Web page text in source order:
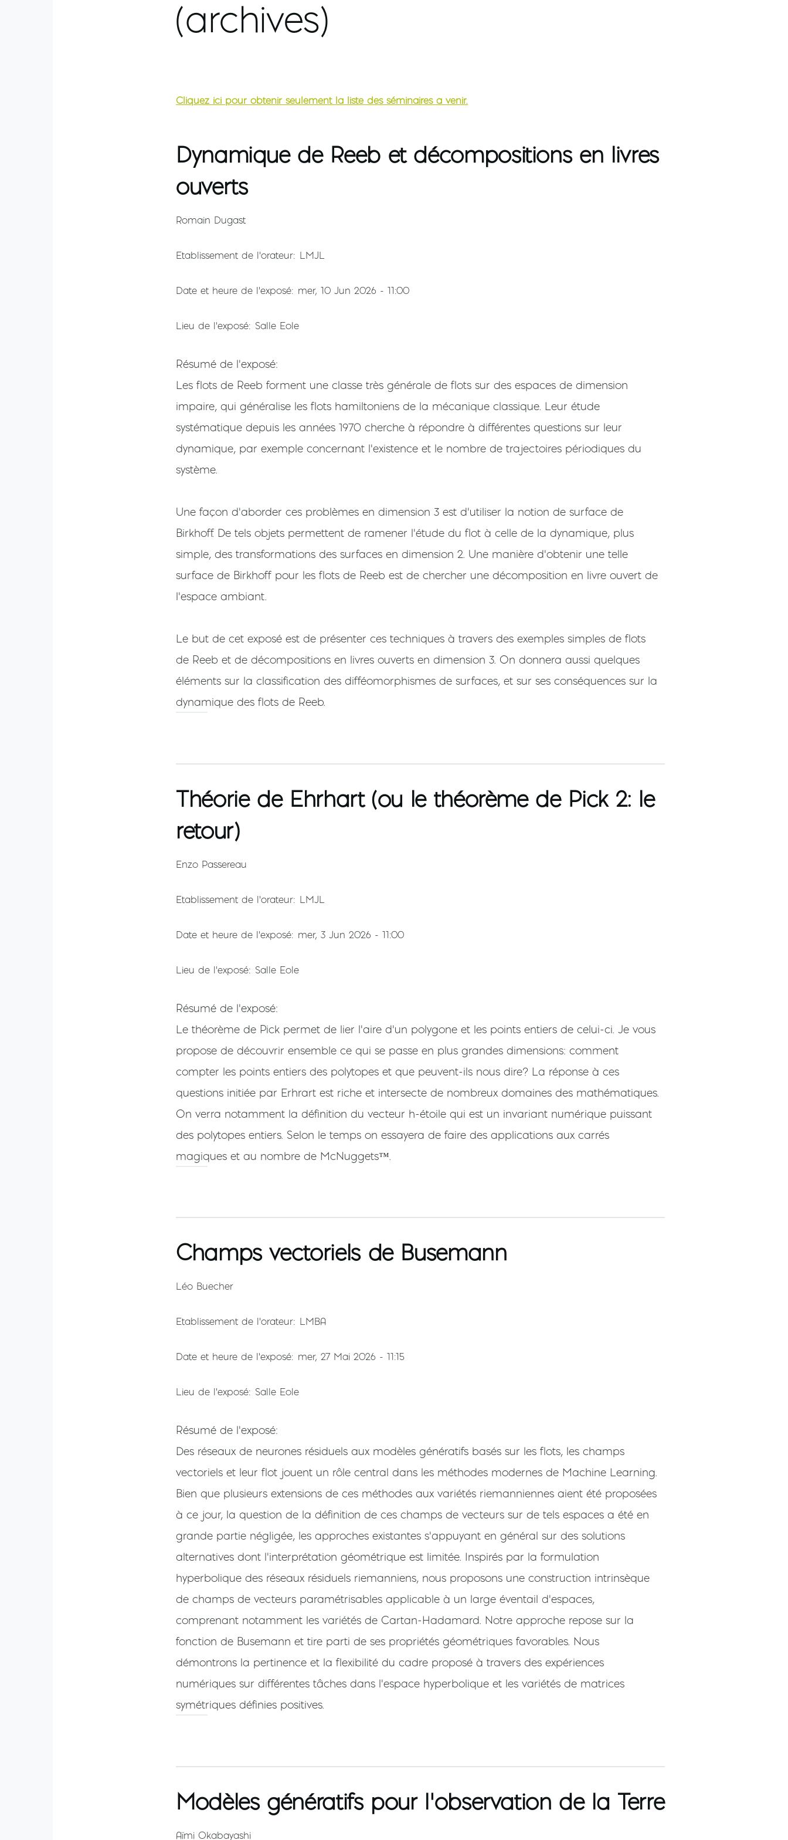
(archives)
Cliquez ici pour obtenir seulement la liste des séminaires à venir.
Dynamique de Reeb et décompositions en livres
ouverts
Romain Dugast
Etablissement de l'orateur LMJL
Date et heure de l'exposé mer, 10 Jun 2026 - 11:00
Lieu de l'exposé Salle Eole
Résumé de l'exposé
Les flots de Reeb forment une classe très générale de flots sur des espaces de dimension
impaire, qui généralise les flots hamiltoniens de la mécanique classique. Leur étude
systématique depuis les années 1970 cherche à répondre à différentes questions sur leur
dynamique, par exemple concernant l'existence et le nombre de trajectoires périodiques du
système.
Une façon d'aborder ces problèmes en dimension 3 est d'utiliser la notion de surface de
Birkhoff. De tels objets permettent de ramener l'étude du flot à celle de la dynamique, plus
simple, des transformations des surfaces en dimension 2. Une manière d'obtenir une telle
surface de Birkhoff pour les flots de Reeb est de chercher une décomposition en livre ouvert de
l'espace ambiant.
Le but de cet exposé est de présenter ces techniques à travers des exemples simples de flots
de Reeb et de décompositions en livres ouverts en dimension 3. On donnera aussi quelques
éléments sur la classification des difféomorphismes de surfaces, et sur ses conséquences sur la
dynamique des flots de Reeb.
Théorie de Ehrhart (ou le théorème de Pick 2: le
retour)
Enzo Passereau
Etablissement de l'orateur LMJL
Date et heure de l'exposé mer, 3 Jun 2026 - 11:00
Lieu de l'exposé Salle Eole
Résumé de l'exposé
Le théorème de Pick permet de lier l'aire d'un polygone et les points entiers de celui-ci. Je vous
propose de découvrir ensemble ce qui se passe en plus grandes dimensions: comment
compter les points entiers des polytopes et que peuvent-ils nous dire? La réponse à ces
questions initiée par Erhrart est riche et intersecte de nombreux domaines des mathématiques.
On verra notamment la définition du vecteur h-étoile qui est un invariant numérique puissant
des polytopes entiers. Selon le temps on essayera de faire des applications aux carrés
magiques et au nombre de McNuggets™.
Champs vectoriels de Busemann
Léo Buecher
Etablissement de l'orateur LMBA
Date et heure de l'exposé mer, 27 Mai 2026 - 11:15
Lieu de l'exposé Salle Eole
Résumé de l'exposé
Des réseaux de neurones résiduels aux modèles génératifs basés sur les flots, les champs
vectoriels et leur flot jouent un rôle central dans les méthodes modernes de Machine Learning.
Bien que plusieurs extensions de ces méthodes aux variétés riemanniennes aient été proposées
à ce jour, la question de la définition de ces champs de vecteurs sur de tels espaces a été en
grande partie négligée, les approches existantes s'appuyant en général sur des solutions
alternatives dont l'interprétation géométrique est limitée. Inspirés par la formulation
hyperbolique des réseaux résiduels riemanniens, nous proposons une construction intrinsèque
de champs de vecteurs paramétrisables applicable à un large éventail d'espaces,
comprenant notamment les variétés de Cartan-Hadamard. Notre approche repose sur la
fonction de Busemann et tire parti de ses propriétés géométriques favorables. Nous
démontrons la pertinence et la flexibilité du cadre proposé à travers des expériences
numériques sur différentes tâches dans l'espace hyperbolique et les variétés de matrices
symétriques définies positives.
Modèles génératifs pour l’observation de la Terre
Aïmi Okabayashi